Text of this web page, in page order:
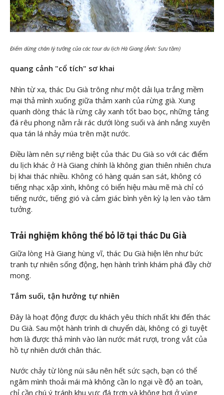
Điểm dừng chân lý tưởng của các tour du lịch Hà Giang (Ảnh: Sưu tầm)
quang cảnh "cổ tích" sơ khai
Nhìn từ xa, thác Du Già trông như một dải lụa trắng mềm
mại thả mình xuống giữa thảm xanh của rừng già. Xung
quanh dòng thác là rừng cây xanh tốt bao bọc, những tảng
đá rêu phong nằm rải rác dưới lòng suối và ánh nắng xuyên
qua tán lá nhảy múa trên mặt nước.
Điều làm nên sự riêng biệt của thác Du Già so với các điểm
du lịch khác ở Hà Giang chính là không gian thiên nhiên chưa
bị khai thác nhiều. Không có hàng quán san sát, không có
tiếng nhạc xập xình, không có biển hiệu màu mẽ mà chỉ có
tiếng nước, tiếng gió và cảm giác bình yên kỳ lạ len vào tâm
tưởng.
Trải nghiệm không thể bỏ lỡ tại thác Du Già
Giữa lòng Hà Giang hùng vĩ, thác Du Già hiện lên như bức
tranh tự nhiên sống động, hẹn hành trình khám phá đầy chờ
mong.
Tắm suối, tận hưởng tự nhiên
Đây là hoạt động được du khách yêu thích nhất khi đến thác
Du Già. Sau một hành trình di chuyển dài, không có gì tuyệt
hơn là được thả mình vào làn nước mát rượi, trong vắt của
hồ tự nhiên dưới chân thác.
Nước chảy từ lòng núi sâu nên hết sức sạch, bạn có thể
ngâm mình thoải mái mà không cần lo ngại về độ an toàn,
chỉ cần chú ý tránh khu vực đá trơn và không bơi ở vùng